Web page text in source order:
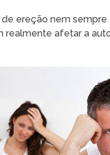
ereção nem
realmente afetar a